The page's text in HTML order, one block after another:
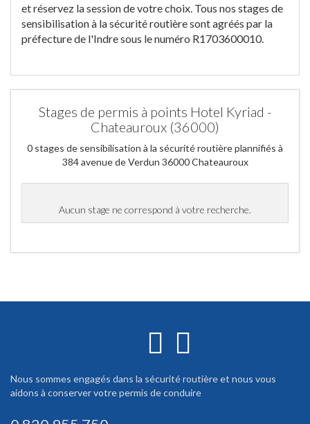
et réservez la session de votre choix. Tous nos stages de
sensibilisation à la sécurité routière sont agréés par la
préfecture de l'Indre sous le numéro R1703600010.
Stages de permis à points Hotel Kyriad -
Chateauroux (36000)
0 stages de sensibilisation à la sécurité routière plannifiés à
384 avenue de Verdun 36000 Chateauroux
Aucun stage ne correspond à votre recherche.
Nous sommes engagés dans la sécurité routière et nous vous
aidons à conserver votre permis de conduire